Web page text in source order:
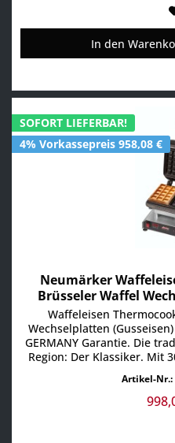
In den
SOFORT LIEFERBAR!
4% Vorkassepreis 958,08 €
Neumärker
Brüsseler Waffel
Waffeleisen
Wechselplatten
GERMANY Garantie. Die
Region: Der Klassiker. Mit
auch hochpreisig verkauft
wird sie meist mit heißen
Artikel-Nr.: